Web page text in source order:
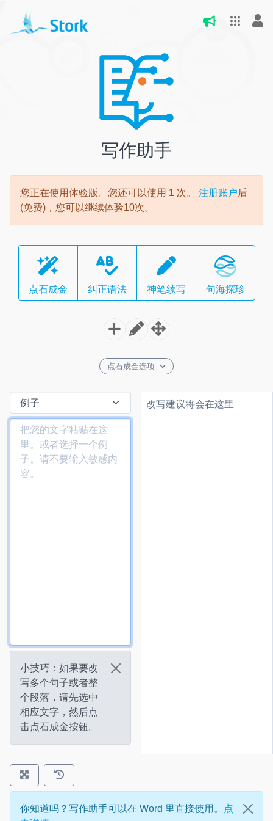
写作助手
您正在使用体验版。您还可以使用 1 次。 注册账户后
(免费)，您可以继续体验10次。
点石成金 纠正语法 神笔续写 句海探珍
点石成金选项
小技巧：如果要改
写多个句子或者整
个段落，请先选中
相应文字，然后点
击点石成金按钮。
改写建议将会在这里
你知道吗？写作助手可以在 Word 里直接使用。
点